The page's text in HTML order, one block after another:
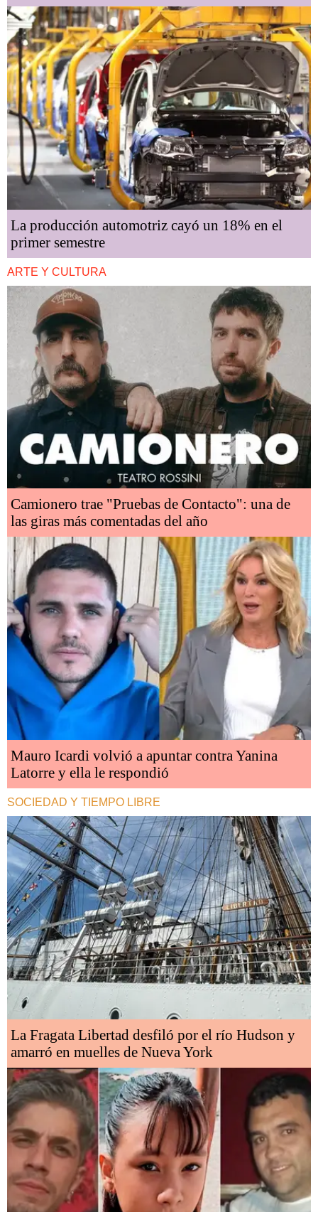
La producción automotriz cayó un 18% en el
primer semestre
ARTE Y CULTURA
Camionero trae "Pruebas de Contacto": una de
las giras más comentadas del año
Mauro Icardi volvió a apuntar contra Yanina
Latorre y ella le respondió
SOCIEDAD Y TIEMPO LIBRE
La Fragata Libertad desfiló por el río Hudson y
amarró en muelles de Nueva York